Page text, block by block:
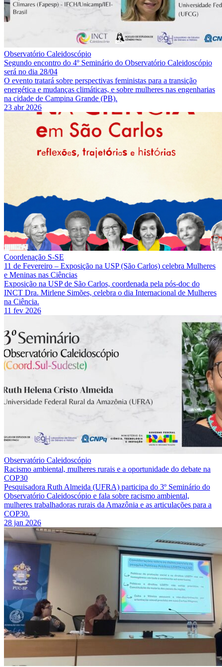
Observatório Caleidoscópio
Segundo encontro do 4º Seminário do Observatório Caleidoscópio
será no dia 28/04
O evento tratará sobre perspectivas feministas para a transição
energética e mudanças climáticas, e sobre mulheres nas engenharias
na cidade de Campina Grande (PB).
23 abr 2026
Coordenação S-SE
11 de Fevereiro – Exposição na USP (São Carlos) celebra Mulheres
e Meninas nas Ciências
Exposição na USP de São Carlos, coordenada pela pós-doc do
INCT Dra. Mirlene Simões, celebra o dia Internacional de Mulheres
na Ciência.
11 fev 2026
Observatório Caleidoscópio
Racismo ambiental, mulheres rurais e a oportunidade do debate na
COP30
Pesquisadora Ruth Almeida (UFRA) participa do 3º Seminário do
Observatório Caleidoscópio e fala sobre racismo ambiental,
mulheres trabalhadoras rurais da Amazônia e as articulações para a
COP30.
28 jan 2026